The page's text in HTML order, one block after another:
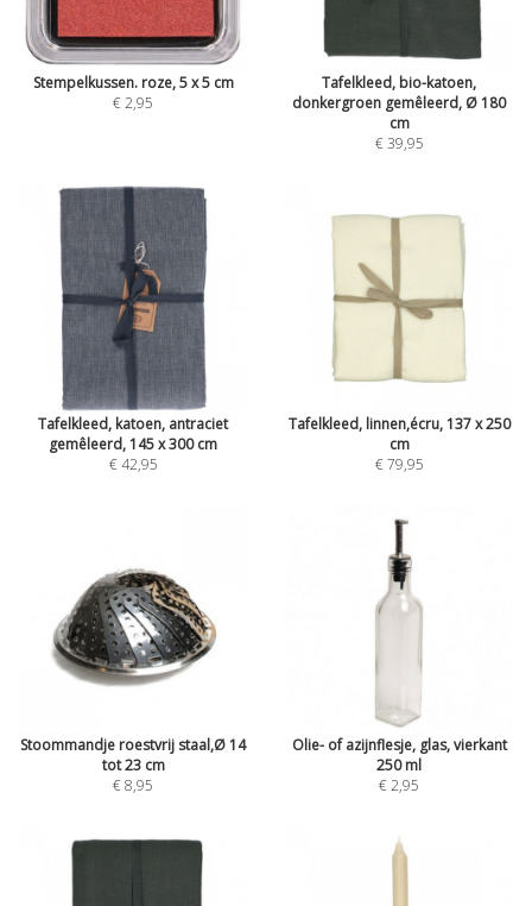
Stempelkussen. roze, 5 x 5 cm
€ 2,95
Tafelkleed, bio-katoen,
donkergroen gemêleerd, Ø 180
cm
€ 39,95
Tafelkleed, katoen, antraciet
gemêleerd, 145 x 300 cm
€ 42,95
Tafelkleed, linnen,écru, 137 x 250
cm
€ 79,95
Stoommandje roestvrij staal,Ø 14
tot 23 cm
€ 8,95
Olie- of azijnflesje, glas, vierkant
250 ml
€ 2,95